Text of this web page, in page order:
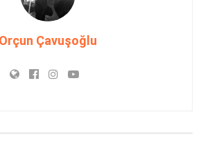
Orçun Çavuşoğlu